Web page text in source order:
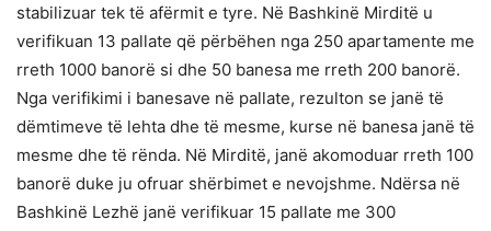
stabilizuar tek të afërmit e tyre. Në Bashkinë Mirditë u
verifikuan 13 pallate që përbëhen nga 250 apartamente me
rreth 1000 banorë si dhe 50 banesa me rreth 200 banorë.
Nga verifikimi i banesave në pallate, rezulton se janë të
dëmtimeve të lehta dhe të mesme, kurse në banesa janë të
mesme dhe të rënda. Në Mirditë, janë akomoduar rreth 100
banorë duke ju ofruar shërbimet e nevojshme. Ndërsa në
Bashkinë Lezhë janë verifikuar 15 pallate me 300